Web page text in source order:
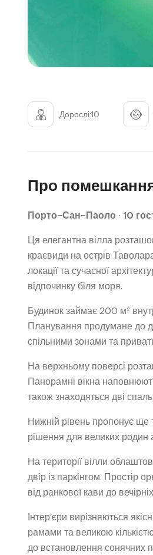
Дорослі:10
Про
Порто-Сан-Паоло · 10
Ця елегантна вілла
краєвиди на острів
локації та сучасної
відпочинку біля моря.
Будинок займає 200 м²
Планування продумане до
спільними зонами та
На верхньому поверсі
Панорамні вікна
також знаходяться дві
Нижній рівень пропонує ще
рішення для великих родин
На території вілли
двір із паркінгом. Простір
від ранкової кави до
Інтер’єри вирізняються
рамами та великою
до встановлення сонячних